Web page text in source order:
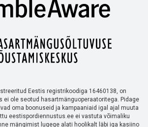
Eestis registrikoodiga 16460138, on
ei ole seotud hasartmänguoperaatoritega. Pidage
oma boonuseid ja kampaaniaid igal ajal muuta
eestispordiennustus.ee ei vastuta võimaliku
mängimist lugege alati hoolikalt läbi iga kasiino